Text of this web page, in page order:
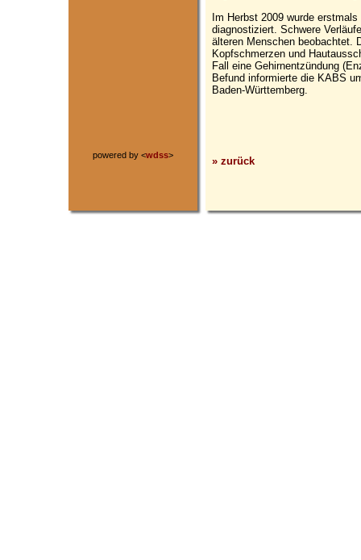
powered by <wdss>
Im Herbst 2009 wurde
diagnostiziert. Schwere
älteren Menschen beobachtet.
Kopfschmerzen und
Fall eine Gehirnentzündung
Befund informierte die KABS
Baden-Württemberg.
» zurück